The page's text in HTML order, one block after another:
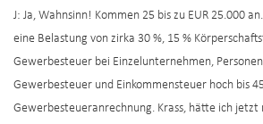
J: Ja, Wahnsinn! Kommen 25 bis zu EUR 25.000
eine Belastung von zirka 30 %, 15 %
Gewerbesteuer bei Einzelunternehmen,
Gewerbesteuer und Einkommensteuer hoch bis
Gewerbesteueranrechnung. Krass, hätte ich jetzt